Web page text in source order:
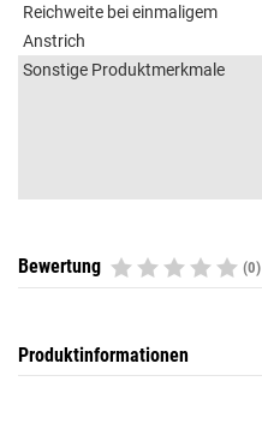
Reichweite bei einmaligem
Anstrich
Sonstige Produktmerkmale
Bewertung (0)
Produktinformationen